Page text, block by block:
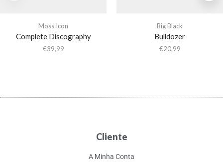
Moss Icon
Complete Discography
€39,99
Big Black
Bulldozer
€20,99
Cliente
A Minha Conta